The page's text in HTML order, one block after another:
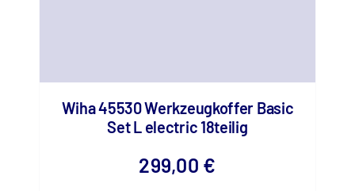
Wiha 45530 Werkzeugkoffer Basic
Set L electric 18teilig
299,00 €